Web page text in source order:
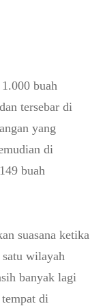
buah
tersebar di
yang
di
buah
suasana ketika
satu wilayah
banyak lagi
di